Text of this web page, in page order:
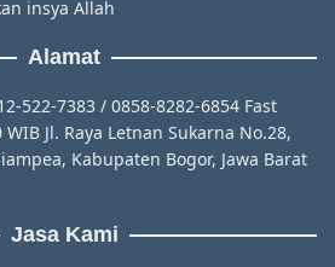
insya Allah
Alamat
522-7383 / 0858-8282-6854 Fast
Jl. Raya Letnan Sukarna No.28,
Kabupaten Bogor, Jawa Barat
Jasa Kami